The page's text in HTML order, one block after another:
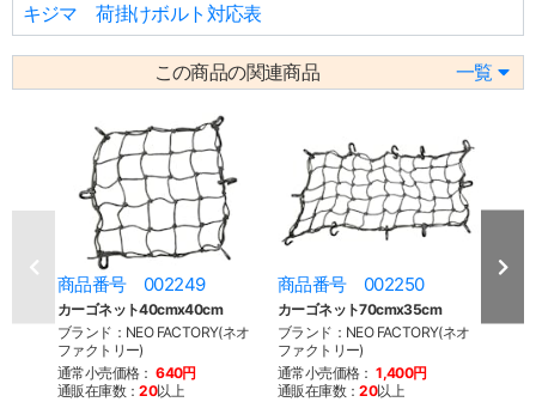
キジマ 荷掛けボルト対応表
この商品の関連商品 一覧
商品番号 002249
カーゴネット40cmx40cm
ブランド：NEO FACTORY(ネオ
ファクトリー)
通常小売価格： 640円
通販在庫数：20以上
商品番号 002250
カーゴネット70cmx35cm
ブランド：NEO FACTORY(ネオ
ファクトリー)
通常小売価格： 1,400円
通販在庫数：20以上
バン